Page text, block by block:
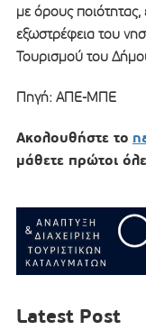
με όρους ποιότητας,
εξωστρέφεια του
Τουρισμού του
Πηγή: ΑΠΕ-ΜΠΕ
Ακολουθήστε το
μάθετε πρώτοι
Latest Post